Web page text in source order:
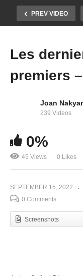
PREV VIDEO
Les chansons
Les
premiers
Joan
239 Videos
0%
45 Views 0 Likes
SEPTEMBER 15, 2022
0 Comments
Screenshots